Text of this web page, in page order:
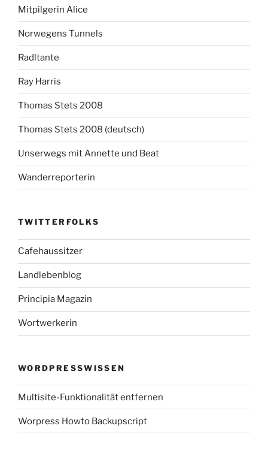
Mitpilgerin Alice
Norwegens Tunnels
Radltante
Ray Harris
Thomas Stets 2008
Thomas Stets 2008 (deutsch)
Unserwegs mit Annette und Beat
Wanderreporterin
TWITTERFOLKS
Cafehaussitzer
Landlebenblog
Principia Magazin
Wortwerkerin
WORDPRESSWISSEN
Multisite-Funktionalität entfernen
Worpress Howto Backupscript